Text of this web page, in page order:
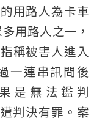
用路人為卡車
用路人之一，
稱被害人進入
一連串訊問後
是無法鑑判
判決有罪。案